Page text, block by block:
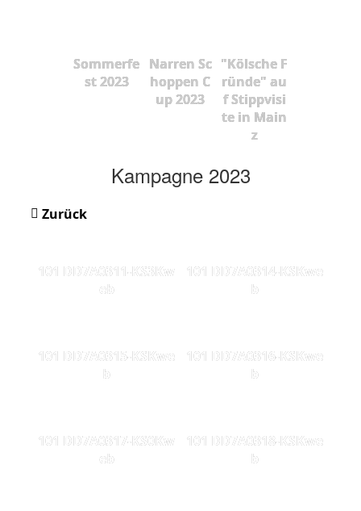
Sommerfe
st 2023
Narren Sc
hoppen C
up 2023
"Kölsche F
ründe" au
f Stippvisi
te in Main
z
Kampagne 2023
Zurück
101 DD7A0311-KS3Kw
eb
101 DD7A0314-KSKwe
b
101 DD7A0315-KSKwe
b
101 DD7A0316-KSKwe
b
101 DD7A0317-KS0Kw
eb
101 DD7A0318-KSKwe
b